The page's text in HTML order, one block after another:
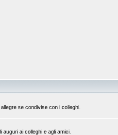
se condivise con i colleghi.
ai colleghi e agli amici.